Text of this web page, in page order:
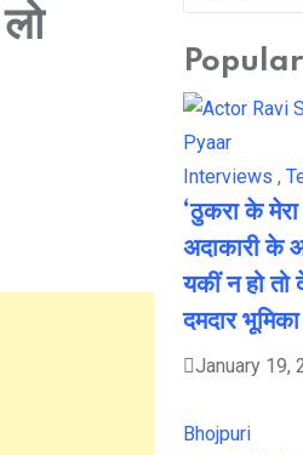
Interviews ,
‘ठुकरा के मेरा
अदाकारी के
यकीं न हो तो
दमदार भूमिका
January 19,
Bhojpuri